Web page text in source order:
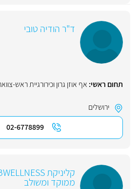
ד"ר הודיה טובי
תחום ראשי: אף אוזן גרון וכירורגיית ראש-
ירושלים
02-6778899
ממוקד ומשולב